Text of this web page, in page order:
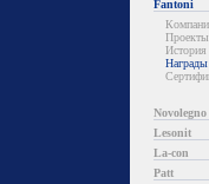
Fantoni
Проекты
История
Награды
Novolegno
Lesonit
La-con
Patt